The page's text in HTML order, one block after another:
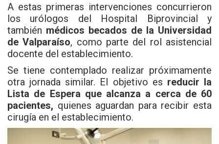
A estas primeras intervenciones concurrieron
los urólogos del Hospital Biprovincial y
también médicos becados de la Universidad
de Valparaíso, como parte del rol asistencial
docente del establecimiento.
Se tiene contemplado realizar próximamente
otra jornada similar. El objetivo es reducir la
Lista de Espera que alcanza a cerca de 60
pacientes, quienes aguardan para recibir esta
cirugía en el establecimiento.